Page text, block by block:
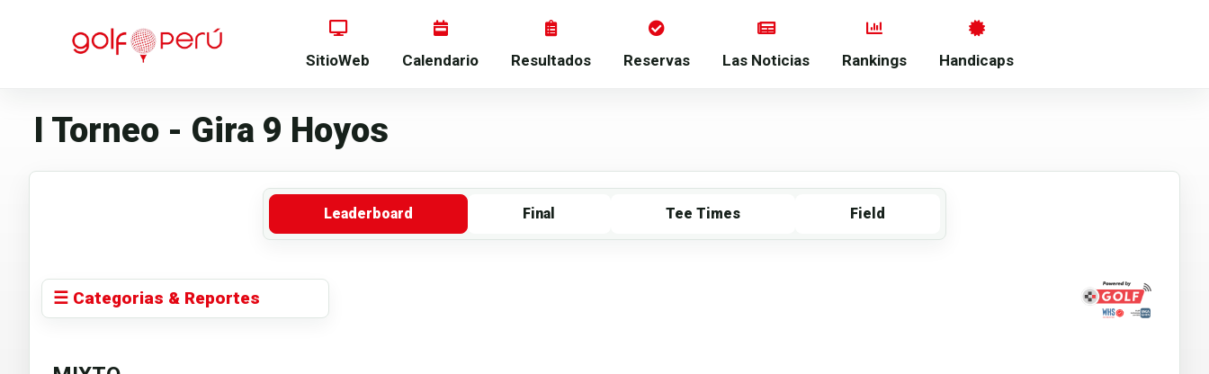
SitioWeb Calendario Resultados Reservas Las Noticias Rankings Handicaps
I Torneo - Gira 9 Hoyos
Leaderboard Final Tee Times Field
☰ Categorias & Reportes